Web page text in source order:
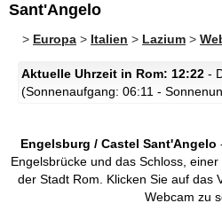
Sant'Angelo
> Europa > Italien > Lazium >
Aktuelle Uhrzeit in Rom: 12:22 -
(Sonnenaufgang: 06:11 -
Engelsburg / Castel Sant'Angelo
Engelsbrücke und das Schloss,
der Stadt Rom.
Klicken Sie auf das
Webcam zu